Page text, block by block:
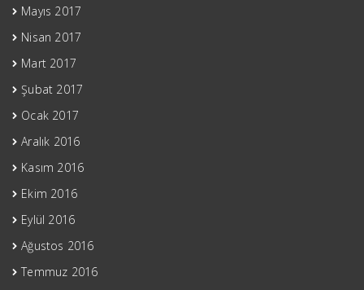
Mayıs 2017
Nisan 2017
Mart 2017
Şubat 2017
Ocak 2017
Aralık 2016
Kasım 2016
Ekim 2016
Eylül 2016
Ağustos 2016
Temmuz 2016